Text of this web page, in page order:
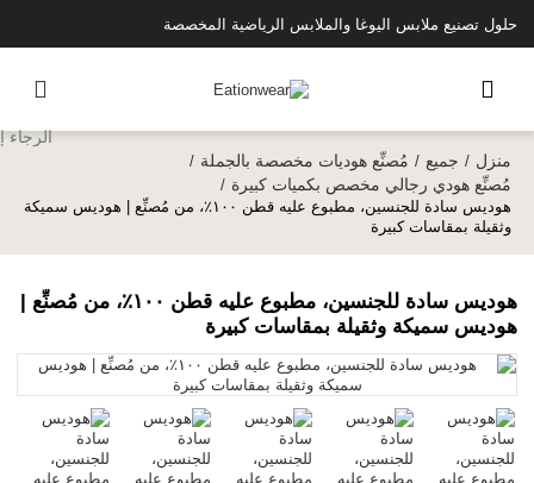
حلول تصنيع ملابس اليوغا والملابس الرياضية المخصصة
منزل / جميع / مُصنِّع هوديات مخصصة بالجملة /
مُصنِّع هودي رجالي مخصص بكميات كبيرة /
هوديس سادة للجنسين، مطبوع عليه قطن ١٠٠٪، من مُصنِّع | هوديس سميكة
وثقيلة بمقاسات كبيرة
هوديس سادة للجنسين، مطبوع عليه قطن ١٠٠٪، من مُصنِّع |
هوديس سميكة وثقيلة بمقاسات كبيرة